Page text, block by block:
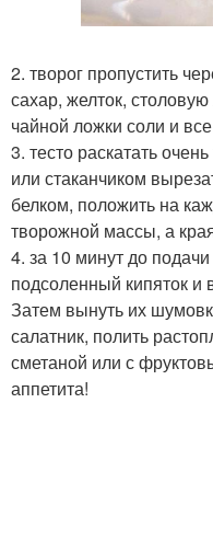
2. творог пропустить
сахар, желток,
чайной ложки соли и
3. тесто раскатать
или стаканчиком
белком, положить на
творожной массы, а
4. за 10 минут до
подсоленный кипяток и
Затем вынуть их
салатник, полить
сметаной или с
аппетита!